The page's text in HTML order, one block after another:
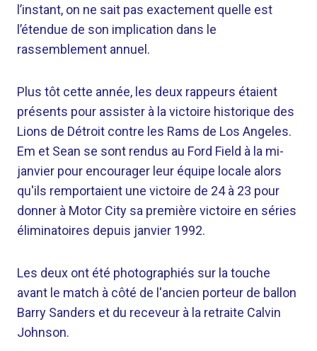
l’instant, on ne sait pas exactement quelle est
l’étendue de son implication dans le
rassemblement annuel.
Plus tôt cette année, les deux rappeurs étaient
présents pour assister à la victoire historique des
Lions de Détroit contre les Rams de Los Angeles.
Em et Sean se sont rendus au Ford Field à la mi-
janvier pour encourager leur équipe locale alors
qu'ils remportaient une victoire de 24 à 23 pour
donner à Motor City sa première victoire en séries
éliminatoires depuis janvier 1992.
Les deux ont été photographiés sur la touche
avant le match à côté de l'ancien porteur de ballon
Barry Sanders et du receveur à la retraite Calvin
Johnson.